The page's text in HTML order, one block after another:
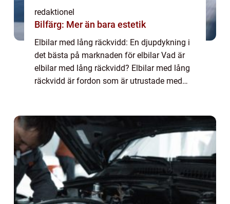
redaktionel
Bilfärg: Mer än bara estetik
Elbilar med lång räckvidd: En djupdykning i
det bästa på marknaden för elbilar Vad är
elbilar med lång räckvidd? Elbilar med lång
räckvidd är fordon som är utrustade med